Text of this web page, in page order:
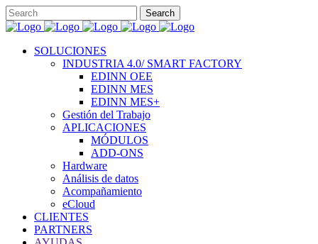
SOLUCIONES
INDUSTRIA 4.0/ SMART FACTORY
EDINN OEE
EDINN MES
EDINN MES+
Gestión del Trabajo
APLICACIONES
MÓDULOS
ADD-ONS
Hardware
Análisis de datos
Acompañamiento
eCloud
CLIENTES
PARTNERS